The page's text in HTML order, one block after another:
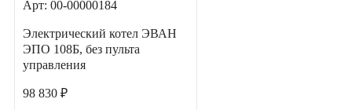
Арт: 00-00000184
Электрический котел ЭВАН
ЭПО 108Б, без пульта
управления
98 830 ₽